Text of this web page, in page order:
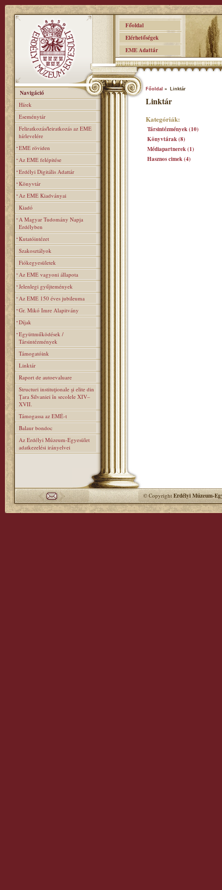
Főoldal
Elérhetőségek
EME Adattár
Navigáció
Hírek
Eseménytár
Feliratkozás/leiratkozás az EME
hírlevelére
EME röviden
Az EME felépitése
Erdélyi Digitális Adattár
Könyvtár
Az EME Kiadványai
Kiadó
A Magyar Tudomány Napja
Erdélyben
Kutatóintézet
Szakosztályok
Fiókegyesületek
Az EME vagyoni állapota
Jelenlegi gyűjtemények
Az EME 150 éves jubileuma
Gr. Mikó Imre Alapitvány
Díjak
Együttműködések /
Társintézmények
Támogatóink
Linktár
Raport de autoevaluare
Structuri instituţionale şi elite din
Ţara Silvaniei în secolele XIV–
XVII.
Támogassa az EMÉ-t
Balaur bondoc
Az Erdélyi Múzeum-Egyesület
adatkezelési irányelvei
Főoldal » Linktár
Linktár
Kategóriák:
Társintézmények (10)
Könyvtárak (8)
Médiapartnerek (1)
Hasznos cimek (4)
© CopyrightErdélyi Múzeum-